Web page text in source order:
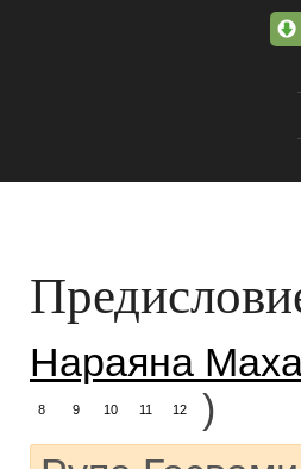
Нараяна
8 9 10 11 12
)